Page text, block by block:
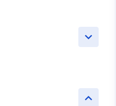
keyboard_arrow_down
keyboard_arrow_up